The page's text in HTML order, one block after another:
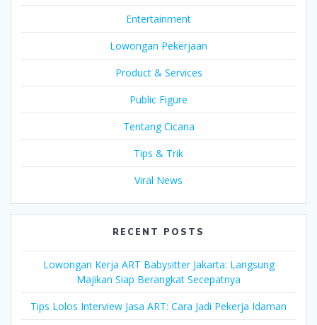
Entertainment
Lowongan Pekerjaan
Product & Services
Public Figure
Tentang Cicana
Tips & Trik
Viral News
RECENT POSTS
Lowongan Kerja ART Babysitter Jakarta: Langsung
Majikan Siap Berangkat Secepatnya
Tips Lolos Interview Jasa ART: Cara Jadi Pekerja Idaman